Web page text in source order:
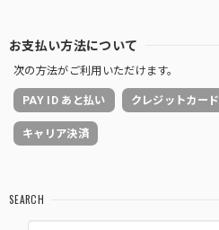
お支払い方法について
次の方法がご利用いただけます。
PAY ID あと払い クレジットカード
キャリア決済
SEARCH